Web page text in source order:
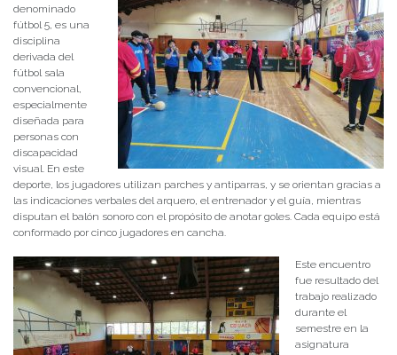
denominado
fútbol 5, es una
disciplina
derivada del
fútbol sala
convencional,
especialmente
diseñada para
personas con
discapacidad
visual. En este
deporte, los jugadores utilizan parches y antiparras, y se orientan gracias a
las indicaciones verbales del arquero, el entrenador y el guía, mientras
disputan el balón sonoro con el propósito de anotar goles. Cada equipo está
conformado por cinco jugadores en cancha.
Este encuentro
fue resultado del
trabajo realizado
durante el
semestre en la
asignatura